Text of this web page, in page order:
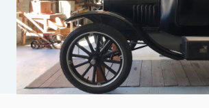
Aktiviteter
Sustainable Plejs
Möten & kongresser
→ Gutamål och gotländska
Allt om bostad
→ Hyra bostad